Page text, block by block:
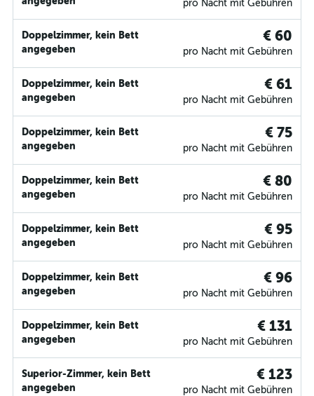
pro Nacht mit Gebühren
Doppelzimmer, kein Bett
angegeben
€ 60
pro Nacht mit Gebühren
Doppelzimmer, kein Bett
angegeben
€ 61
pro Nacht mit Gebühren
Doppelzimmer, kein Bett
angegeben
€ 75
pro Nacht mit Gebühren
Doppelzimmer, kein Bett
angegeben
€ 80
pro Nacht mit Gebühren
Doppelzimmer, kein Bett
angegeben
€ 95
pro Nacht mit Gebühren
Doppelzimmer, kein Bett
angegeben
€ 96
pro Nacht mit Gebühren
Doppelzimmer, kein Bett
angegeben
€ 131
pro Nacht mit Gebühren
Superior-Zimmer, kein Bett
angegeben
€ 123
pro Nacht mit Gebühren